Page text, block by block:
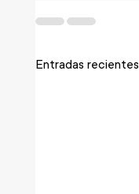
Entradas recientes